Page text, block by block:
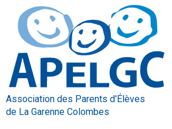
Association des Parents d'Élèves
de La Garenne Colombes